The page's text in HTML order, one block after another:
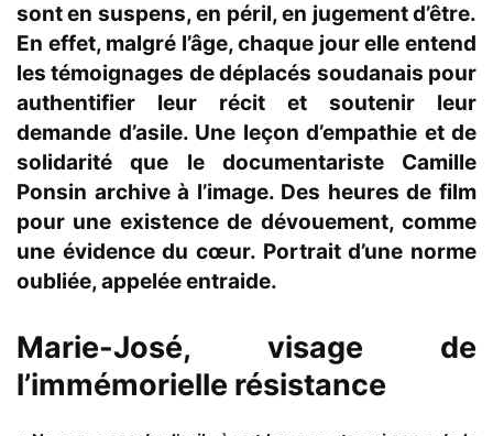
sont en suspens, en péril, en jugement d’être.
En effet, malgré l’âge, chaque jour elle entend
les témoignages de déplacés soudanais pour
authentifier leur récit et soutenir leur
demande d’asile. Une leçon d’empathie et de
solidarité que le documentariste Camille
Ponsin archive à l’image. Des heures de film
pour une existence de dévouement, comme
une évidence du cœur. Portrait d’une norme
oubliée, appelée entraide.
Marie-José, visage de
l’immémorielle résistance